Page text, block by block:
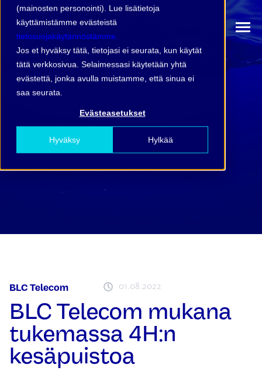
(mainosten personointi). Lue lisätietoja
käyttämistämme evästeistä
tietosuojakäytännöstämme.
Jos et hyväksy tätä, tietojasi ei seurata, kun käytät
tätä verkkosivua. Selaimessasi käytetään yhtä
evästettä, jonka avulla muistamme, että sinua ei
saa seurata.
Evästeasetukset
Hyväksy Hylkää
BLC Telecom 01.08.2022
BLC Telecom mukana
tukemassa 4H:n
kesäpuistoa